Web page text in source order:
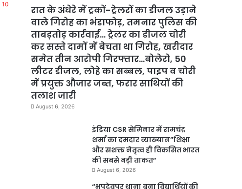
10
रात के अंधेरे में ट्रकों-ट्रेलरों का डीजल उड़ाने
वाले गिरोह का भंडाफोड़, तमनार पुलिस की
ताबड़तोड़ कार्रवाई… ट्रेलर का डीजल चोरी
कर सस्ते दामों में बेचता था गिरोह, खरीदार
समेत तीन आरोपी गिरफ्तार…बोलेरो, 50
लीटर डीजल, लोहे का सब्बल, पाइप व चोरी
में प्रयुक्त औजार जब्त, फरार साथियों की
तलाश जारी
August 6, 2026
इंडिया CSR सेमिनार में रामचंद्र
शर्मा का दमदार व्याख्यान”शिक्षा
और सशक्त नेतृत्व ही विकसित भारत
की सबसे बड़ी ताकत”
August 6, 2026
“भूपदेवपुर थाना बना विद्यार्थियों की